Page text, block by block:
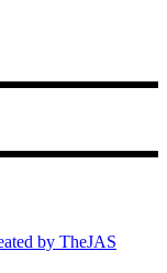
by TheJAS